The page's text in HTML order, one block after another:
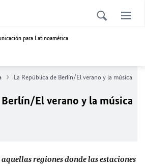
para Latinoamérica
La República de Berlín/El verano y la música
El verano y la música
aquellas regiones donde las estaciones